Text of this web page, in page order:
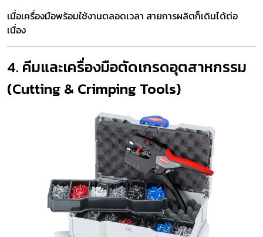
เมื่อเครื่องมือพร้อมใช้งานตลอดเวลา สายการผลิตก็เดินได้ต่อ
เนื่อง
4. คีมและเครื่องมือตัดเกรดอุตสาหกรรม
(Cutting & Crimping Tools)